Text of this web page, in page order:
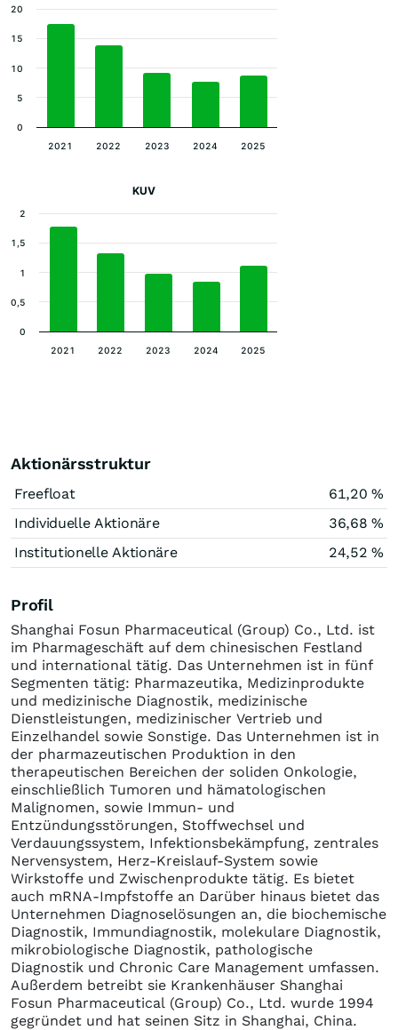
2021 2022 2023 2024 2025
0
5
10
15
20
KUV
2021 2022 2023 2024 2025
0
0,5
1
1,5
2
Aktionärsstruktur
Freefloat
61,20 %
Individuelle Aktionäre
36,68 %
Institutionelle Aktionäre
24,52 %
Profil
Shanghai Fosun Pharmaceutical (Group) Co., Ltd. ist
im Pharmageschäft auf dem chinesischen Festland
und international tätig. Das Unternehmen ist in fünf
Segmenten tätig: Pharmazeutika, Medizinprodukte
und medizinische Diagnostik, medizinische
Dienstleistungen, medizinischer Vertrieb und
Einzelhandel sowie Sonstige. Das Unternehmen ist in
der pharmazeutischen Produktion in den
therapeutischen Bereichen der soliden Onkologie,
einschließlich Tumoren und hämatologischen
Malignomen, sowie Immun- und
Entzündungsstörungen, Stoffwechsel und
Verdauungssystem, Infektionsbekämpfung, zentrales
Nervensystem, Herz-Kreislauf-System sowie
Wirkstoffe und Zwischenprodukte tätig. Es bietet
auch mRNA-Impfstoffe an Darüber hinaus bietet das
Unternehmen Diagnoselösungen an, die biochemische
Diagnostik, Immundiagnostik, molekulare Diagnostik,
mikrobiologische Diagnostik, pathologische
Diagnostik und Chronic Care Management umfassen.
Außerdem betreibt sie Krankenhäuser Shanghai
Fosun Pharmaceutical (Group) Co., Ltd. wurde 1994
gegründet und hat seinen Sitz in Shanghai, China.